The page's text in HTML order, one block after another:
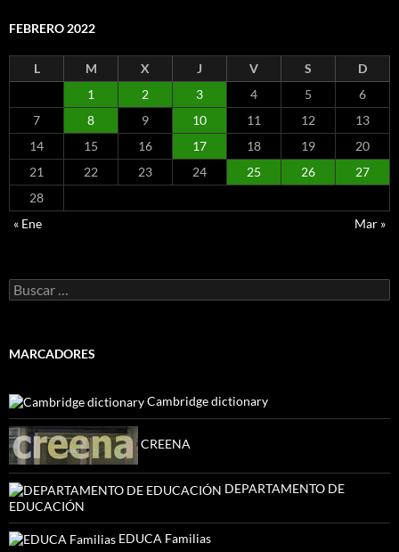
FEBRERO 2022
L M X J V S
D
1
2 3 4 5
6
7
8 9 10 11 12
13
14
15 16 17 18 19
20
21
22 23 24 25 26
27
28
« Ene
Mar »
Buscar:
MARCADORES
Cambridge dictionary
CREENA
DEPARTAMENTO DE
EDUCACIÓN
EDUCA Familias